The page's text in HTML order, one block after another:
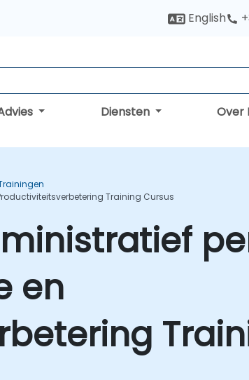
English
Diensten Over
Training Cursus
en